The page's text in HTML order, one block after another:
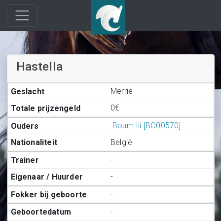
Hastella
Merrie
0€
Boum Iii [BO00570]
België
-
-
-
-